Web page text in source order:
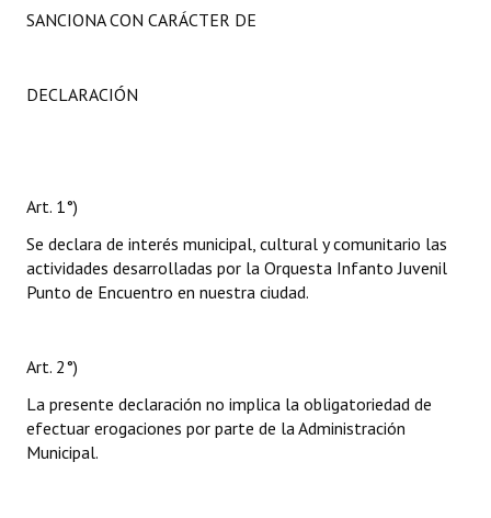
SANCIONA CON CARÁCTER DE
DECLARACIÓN
Art. 1°)
Se declara de interés municipal, cultural y comunitario las
actividades desarrolladas por la Orquesta Infanto Juvenil
Punto de Encuentro en nuestra ciudad.
Art. 2°)
La presente declaración no implica la obligatoriedad de
efectuar erogaciones por parte de la Administración
Municipal.